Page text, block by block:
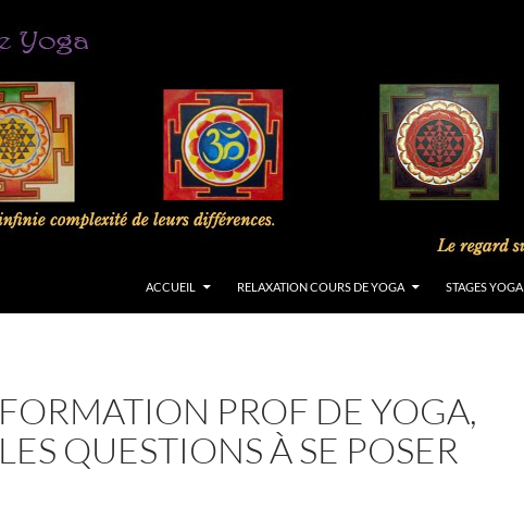
ACCUEIL RELAXATION COURS DE YOGA STAGES YOGA
FORMATION PROF DE YOGA,
LES QUESTIONS À SE POSER